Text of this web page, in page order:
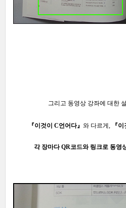
그리고 동영상 강좌에 대한
『이것이 C언어다』 와 다르게, 『
각 장마다 QR코드와 링크로동영